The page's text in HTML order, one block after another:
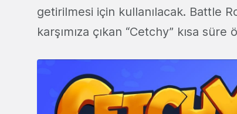
getirilmesi için kullanılacak. Battle
karşımıza çıkan “Cetchy” kısa süre